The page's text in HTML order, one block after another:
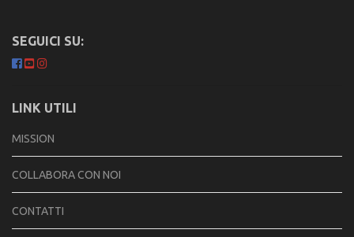
SEGUICI SU:
LINK UTILI
MISSION
COLLABORA CON NOI
CONTATTI